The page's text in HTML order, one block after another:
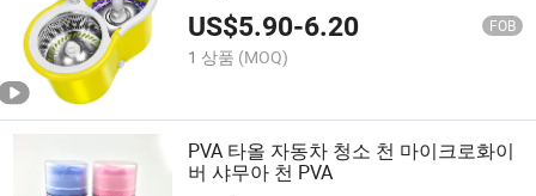
US$5.90-6.20 FOB
1 상품 (MOQ)
PVA 타올 자동차 청소 천 마이크로화이
버 샤무아 천 PVA